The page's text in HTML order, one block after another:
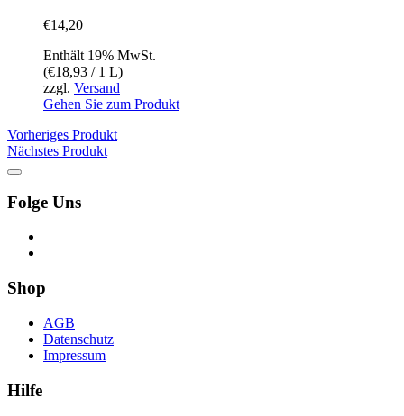
€14,20
Enthält 19% MwSt.
(€18,93 / 1 L)
zzgl. Versand
Gehen Sie zum Produkt
Vorheriges Produkt
Nächstes Produkt
Folge Uns
Shop
AGB
Datenschutz
Impressum
Hilfe